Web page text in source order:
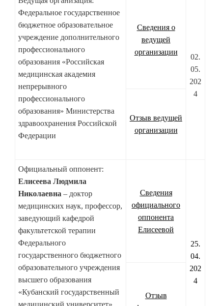
Федеральное государственное
бюджетное образовательное
учреждение дополнительного
профессионального
образования «Российская
медицинская академия
непрерывного
профессионального
образования» Министерства
здравоохранения Российской
Федерации
Сведения о
ведущей
организации
02.
05.
202
4
Отзыв ведущей
организации
Официальный оппонент:
Елисеева Людмила
Николаевна – доктор
медицинских наук, профессор,
заведующий кафедрой
факультетской терапии
Федерального
государственного бюджетного
образовательного учреждения
высшего образования
«Кубанский государственный
Сведения
официального
оппонента
Елисеевой
25.
04.
202
4
Отзыв